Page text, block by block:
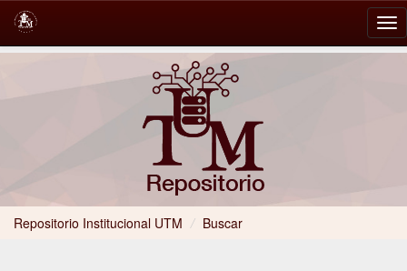
Repositorio Institucional UTM / Buscar